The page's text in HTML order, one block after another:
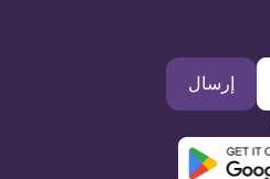
إرسال